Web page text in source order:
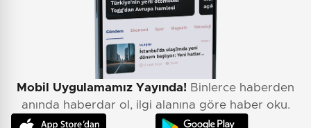
Mobil Uygulamamız Yayında! Binlerce haberden
anında haberdar ol, ilgi alanına göre haber oku.